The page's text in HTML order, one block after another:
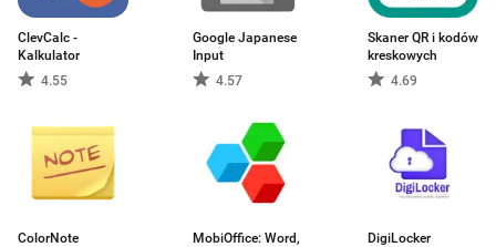
ClevCalc -
Kalkulator
4.55
Google Japanese
Input
4.57
Skaner QR i kodów
kreskowych
4.69
ColorNote
MobiOffice: Word,
DigiLocker